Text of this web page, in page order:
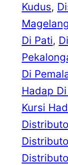
Kudus,
Magelang
Di Pati,
Di
Hadap
Kursi